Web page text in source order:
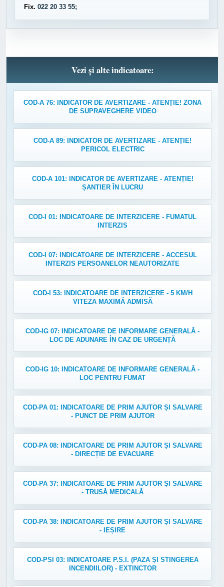
Fix. 022 20 33 55;
Vezi și alte indicatoare:
COD-A 76: INDICATOR DE AVERTIZARE - ATENȚIE! ZONA
DE SUPRAVEGHERE VIDEO
COD-A 89: INDICATOR DE AVERTIZARE - ATENȚIE!
PERICOL ELECTRIC
COD-A 101: INDICATOR DE AVERTIZARE - ATENȚIE!
ȘANTIER ÎN LUCRU
COD-I 01: INDICATOARE DE INTERZICERE - FUMATUL
INTERZIS
COD-I 07: INDICATOARE DE INTERZICERE - ACCESUL
INTERZIS PERSOANELOR NEAUTORIZATE
COD-I 53: INDICATOARE DE INTERZICERE - 5 KM/H
VITEZA MAXIMĂ ADMISĂ
COD-IG 07: INDICATOARE DE INFORMARE GENERALĂ -
LOC DE ADUNARE ÎN CAZ DE URGENȚĂ
COD-IG 10: INDICATOARE DE INFORMARE GENERALĂ -
LOC PENTRU FUMAT
COD-PA 01: INDICATOARE DE PRIM AJUTOR ȘI SALVARE
- PUNCT DE PRIM AJUTOR
COD-PA 08: INDICATOARE DE PRIM AJUTOR ȘI SALVARE
- DIRECȚIE DE EVACUARE
COD-PA 37: INDICATOARE DE PRIM AJUTOR ȘI SALVARE
- TRUSĂ MEDICALĂ
COD-PA 38: INDICATOARE DE PRIM AJUTOR ȘI SALVARE
- IEȘIRE
COD-PSI 03: INDICATOARE P.S.I. (PAZA ȘI STINGEREA
INCENDIILOR) - EXTINCTOR